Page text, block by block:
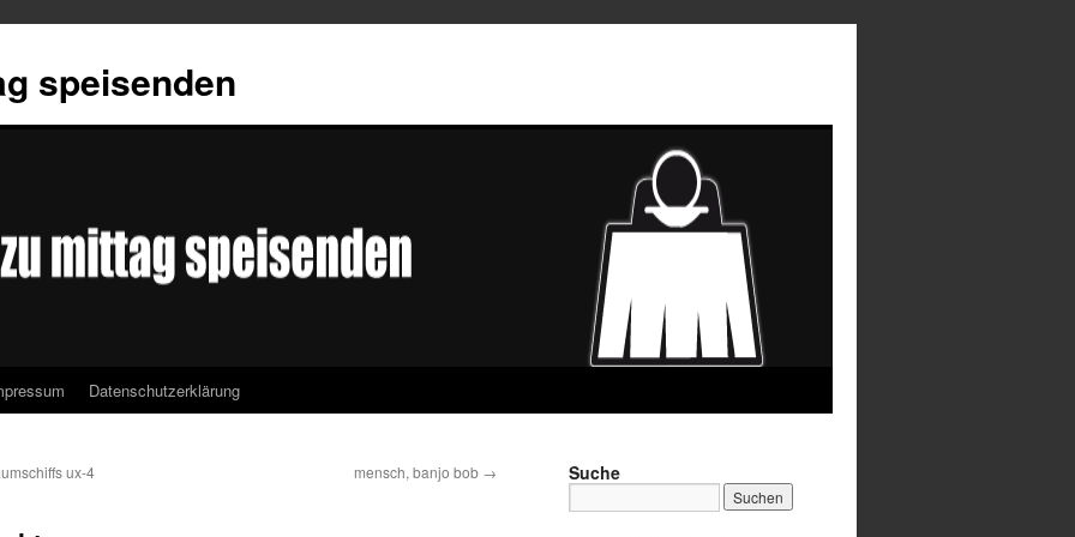
speisenden
Datenschutzerklärung
ux-4
mensch, banjo bob → Suche